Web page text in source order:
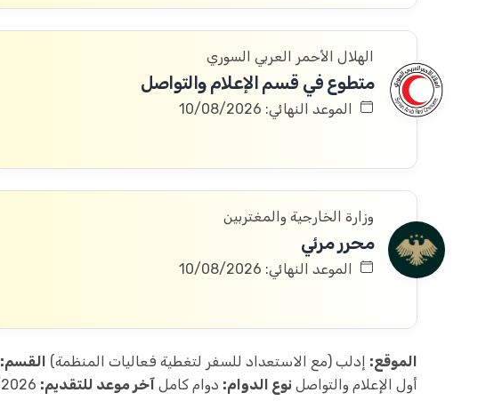
الهلال الأحمر العربي السوري
متطوع في قسم الإعلام والتواصل
الموعد النهائي: 10/08/2026
وزارة الخارجية والمغتربين
محرر مرئي
الموعد النهائي: 10/08/2026
الموقع: إدلب (مع الاستعداد للسفر لتغطية فعاليات المنظمة) القسم:
أول الإعلام والتواصل نوع الدوام: دوام كامل آخر موعد للتقديم: